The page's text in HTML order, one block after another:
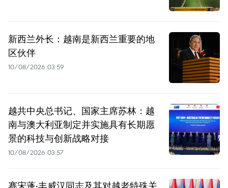
新西兰外长：越南是新西兰重要的地
区伙伴
10/08/2026 03:59
越共中央总书记、国家主席苏林：越
南与澳大利亚制定并实施具有长期愿
景的科技与创新战略对接
10/08/2026 03:57
赛宋蓬·丰威汉同志及其对越老特殊关